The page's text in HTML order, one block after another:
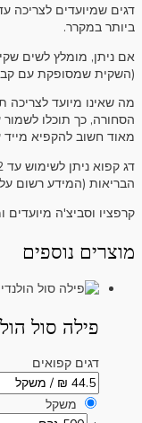
דגים שמיועדים לצריכה
ביותר במקרר.
אם ניתן, מומלץ לשים
(השקית שמסופקת עם
מה שאינו מיועד לצריכה
הסחורה, כך תוכלו
מאוד חשוב להקפיא
הבריאות (המידע רשום על
קרפציו וסביצ'ה מיועדים
מוצרים נוספים
פילה סול
דגים קפואים
משקל